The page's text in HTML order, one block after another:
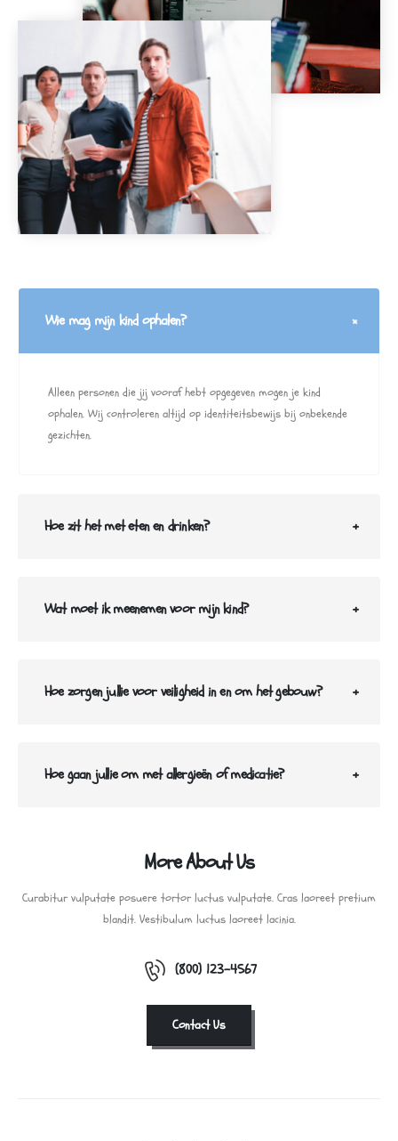
Wie mag mijn kind ophalen?
Alleen personen die jij vooraf hebt opgegeven mogen je kind
ophalen. Wij controleren altijd op identiteitsbewijs bij onbekende
gezichten.
Hoe zit het met eten en drinken?
Wat moet ik meenemen voor mijn kind?
Hoe zorgen jullie voor veiligheid in en om het gebouw?
Hoe gaan jullie om met allergieën of medicatie?
More About Us
Curabitur vulputate posuere tortor luctus vulputate. Cras laoreet pretium
blandit. Vestibulum luctus laoreet lacinia.
(800) 123-4567
Contact Us